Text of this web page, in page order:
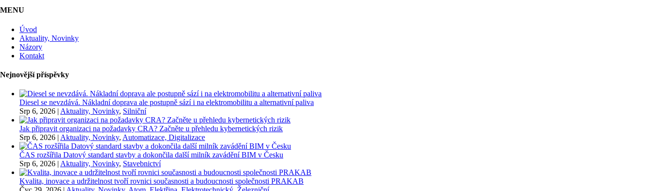
MENU
Úvod
Aktuality, Novinky
Názory
Kontakt
Nejnovější příspěvky
Diesel se nevzdává. Nákladní doprava ale postupně sází i na elektromobilitu a alternativní paliva
Srp 6, 2026 | Aktuality, Novinky, Silniční
Jak připravit organizaci na požadavky CRA? Začněte u přehledu kybernetických rizik
Srp 6, 2026 | Aktuality, Novinky, Automatizace, Digitalizace
ČAS rozšířila Datový standard stavby a dokončila další milník zavádění BIM v Česku
Srp 6, 2026 | Aktuality, Novinky, Stavebnictví
Kvalita, inovace a udržitelnost tvoří rovnici současnosti a budoucnosti společnosti PRAKAB